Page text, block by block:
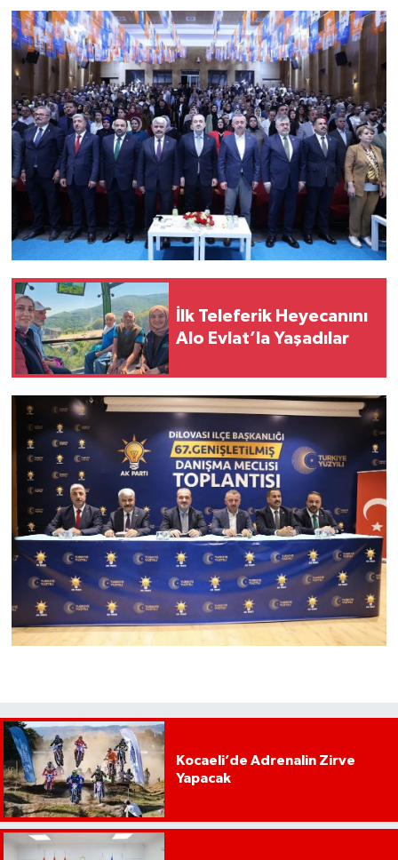
İlk Teleferik Heyecanını
Alo Evlat’la Yaşadılar
Kocaeli’de Adrenalin Zirve
Yapacak